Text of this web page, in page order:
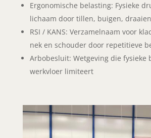
Ergonomische belasting: Fysieke
lichaam door tillen, buigen,
RSI / KANS: Verzamelnaam voor
nek en schouder door repetitieve
Arbobesluit: Wetgeving die fysieke
werkvloer limiteert